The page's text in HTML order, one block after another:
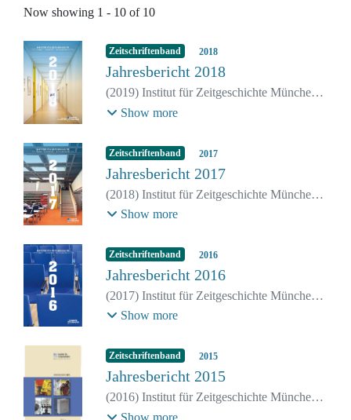
Now showing 1 - 10 of 10
Zeitschriftenband 2018
Jahresbericht 2018
(2019) Institut für Zeitgeschichte München–
Berlin;Wirsching, Andreas
Reizle, Angelika
Show more
Zeitschriftenband 2017
Jahresbericht 2017
(2018) Institut für Zeitgeschichte München-
Berlin;Wirsching, Andreas
Show more
Zeitschriftenband 2016
Jahresbericht 2016
(2017) Institut für Zeitgeschichte München-
Berlin;Wirsching, Andreas
Show more
Zeitschriftenband 2015
Jahresbericht 2015
(2016) Institut für Zeitgeschichte München-
Berlin;Wirsching, Andreas
Show more